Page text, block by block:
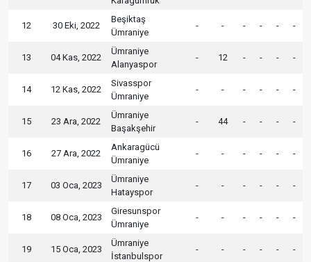
12 30 Eki, 2022
Beşiktaş
Ümraniye
- - - - - -
13 04 Kas, 2022
Ümraniye
Alanyaspor
- 12 - - - -
14 12 Kas, 2022
Sivasspor
Ümraniye
- - - - - -
15 23 Ara, 2022
Ümraniye
Başakşehir
- 44 - - - -
16 27 Ara, 2022
Ankaragücü
Ümraniye
- - - - - -
17 03 Oca, 2023
Ümraniye
Hatayspor
- - - - - -
18 08 Oca, 2023
Giresunspor
Ümraniye
- - - - - -
19 15 Oca, 2023
Ümraniye
İstanbulspor
- - - - - -